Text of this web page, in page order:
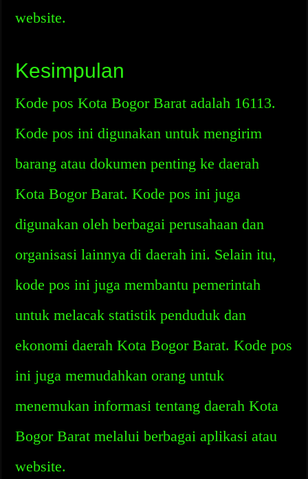
website.
Kesimpulan
Kode pos Kota Bogor Barat adalah 16113.
Kode pos ini digunakan untuk mengirim
barang atau dokumen penting ke daerah
Kota Bogor Barat. Kode pos ini juga
digunakan oleh berbagai perusahaan dan
organisasi lainnya di daerah ini. Selain itu,
kode pos ini juga membantu pemerintah
untuk melacak statistik penduduk dan
ekonomi daerah Kota Bogor Barat. Kode pos
ini juga memudahkan orang untuk
menemukan informasi tentang daerah Kota
Bogor Barat melalui berbagai aplikasi atau
website.